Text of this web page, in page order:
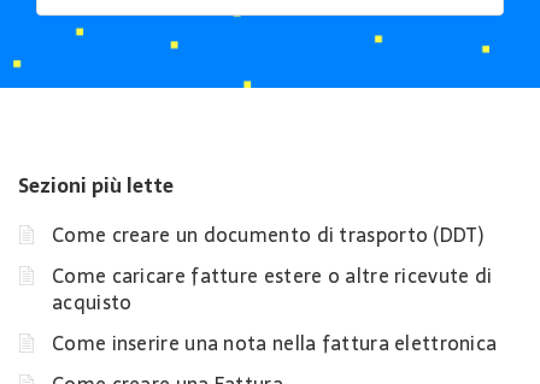
Sezioni più lette
Come creare un documento di trasporto (DDT)
Come caricare fatture estere o altre ricevute di
acquisto
Come inserire una nota nella fattura elettronica